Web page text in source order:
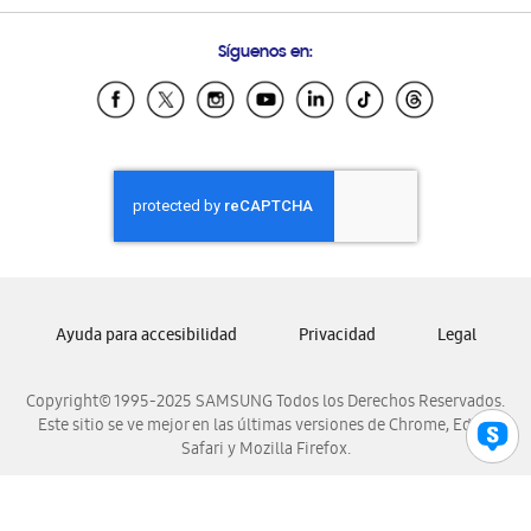
Samsung Ecuador
Samsung El Salvador
Samsung Honduras
Samsung Nicaragua
Samsung Panamá
Samsung Venezuela
Síguenos en:
Copyright© 1995-2025 SAMSUNG Todos los Derechos Reservados.
Este sitio se ve mejor en las últimas versiones de Chrome, Edge,
Safari y Mozilla Firefox.
Ayuda para accesibilidad Privacidad Legal